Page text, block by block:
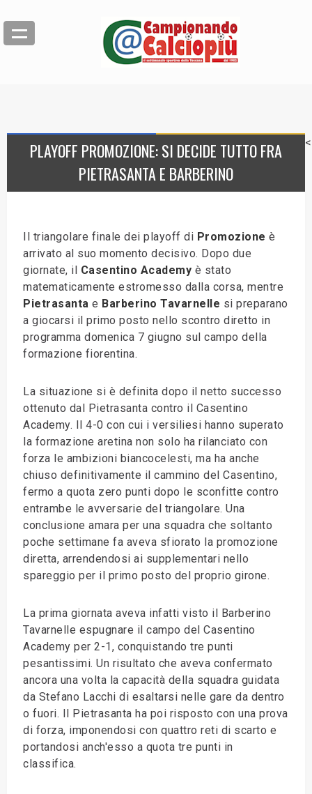
PLAYOFF PROMOZIONE: SI DECIDE TUTTO FRA
PIETRASANTA E BARBERINO
Il triangolare finale dei playoff di Promozione è
arrivato al suo momento decisivo. Dopo due
giornate, il Casentino Academy è stato
matematicamente estromesso dalla corsa, mentre
Pietrasanta e Barberino Tavarnelle si preparano
a giocarsi il primo posto nello scontro diretto in
programma domenica 7 giugno sul campo della
formazione fiorentina.
La situazione si è definita dopo il netto successo
ottenuto dal Pietrasanta contro il Casentino
Academy. Il 4-0 con cui i versiliesi hanno superato
la formazione aretina non solo ha rilanciato con
forza le ambizioni biancocelesti, ma ha anche
chiuso definitivamente il cammino del Casentino,
fermo a quota zero punti dopo le sconfitte contro
entrambe le avversarie del triangolare. Una
conclusione amara per una squadra che soltanto
poche settimane fa aveva sfiorato la promozione
diretta, arrendendosi ai supplementari nello
spareggio per il primo posto del proprio girone.
La prima giornata aveva infatti visto il Barberino
Tavarnelle espugnare il campo del Casentino
Academy per 2-1, conquistando tre punti
pesantissimi. Un risultato che aveva confermato
ancora una volta la capacità della squadra guidata
da Stefano Lacchi di esaltarsi nelle gare da dentro
o fuori. Il Pietrasanta ha poi risposto con una prova
di forza, imponendosi con quattro reti di scarto e
portandosi anch'esso a quota tre punti in
classifica.
<